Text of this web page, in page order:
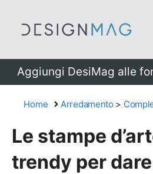
Aggiungi DesiMag alle
Home Arredamento >
Le stampe
trendy per